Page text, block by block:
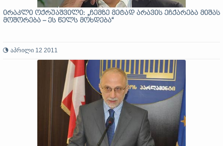
ირაკლი ოქრუაშვილი: „ჩემზე მეტად არავის ეჩქარება მიშას
მოშორება – ეს წელს მოხდება“
აპრილი 12 2011